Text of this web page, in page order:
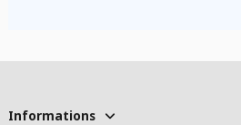
Informations